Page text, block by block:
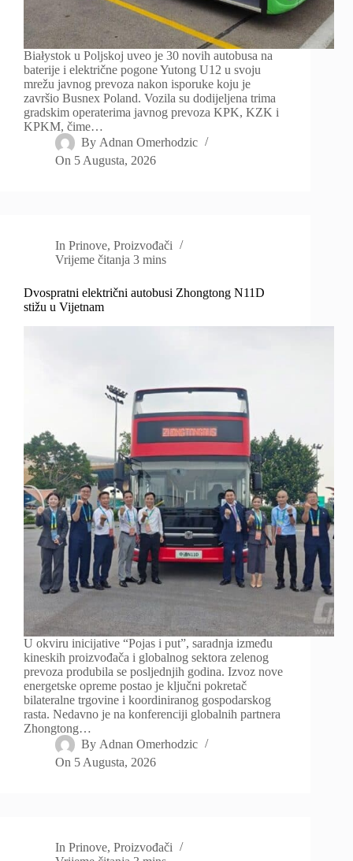
Białystok u Poljskoj uveo je 30 novih autobusa na
baterije i električne pogone Yutong U12 u svoju
mrežu javnog prevoza nakon isporuke koju je
završio Busnex Poland. Vozila su dodijeljena trima
gradskim operaterima javnog prevoza KPK, KZK i
KPKM, čime…
By Adnan Omerhodzic
On 5 Augusta, 2026
In Prinove,Proizvođači
Vrijeme čitanja 3 mins
Dvospratni električni autobusi Zhongtong N11D
stižu u Vijetnam
U okviru inicijative “Pojas i put”, saradnja između
kineskih proizvođača i globalnog sektora zelenog
prevoza produbila se posljednjih godina. Izvoz nove
energetske opreme postao je ključni pokretač
bilateralne trgovine i koordiniranog gospodarskog
rasta. Nedavno je na konferenciji globalnih partnera
Zhongtong…
By Adnan Omerhodzic
On 5 Augusta, 2026
In Prinove,Proizvođači